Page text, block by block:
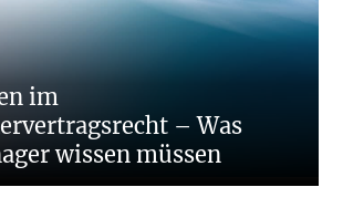
im
– Was
wissen müssen